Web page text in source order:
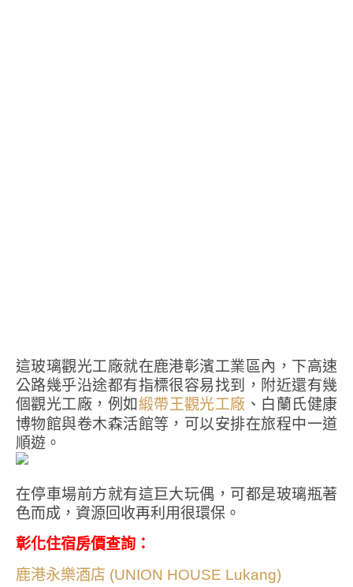
這玻璃觀光工廠就在鹿港彰濱工業區內，下高速
公路幾乎沿途都有指標很容易找到，附近還有幾
個觀光工廠，例如緞帶王觀光工廠 、白蘭氏健康
博物館與卷木森活館等，可以安排在旅程中一道
順遊。
在停車場前方就有這巨大玩偶，可都是玻璃瓶著
色而成，資源回收再利用很環保。
彰化住宿房價查詢：
鹿港永樂酒店 (UNION HOUSE Lukang)